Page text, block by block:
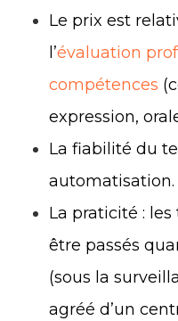
Le prix est
l’évaluation
compétences
expression,
La fiabilité du
automatisation.
La praticité :
être passés
(sous la
agréé d’un